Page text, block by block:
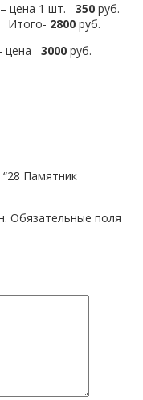
цена 1 шт. 350 руб.
Итого- 2800 руб.
цена 3000 руб.
Памятник
Обязательные поля